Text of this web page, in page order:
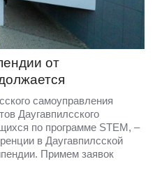
от
самоуправления
Даугавпилсского
по программе STEM, –
в Даугавпилсской
Примем заявок